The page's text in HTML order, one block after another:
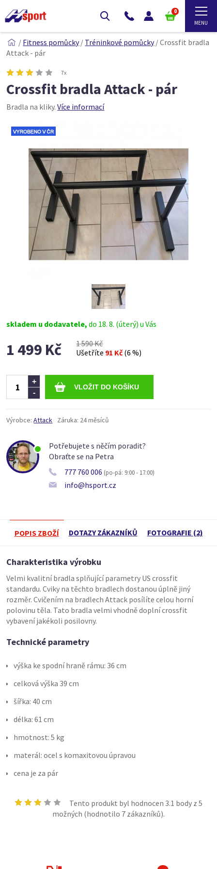
0
/ Fitness pomůcky/ Tréninkové pomůcky/Crossfit bradla
Attack - pár
7x
Crossfit bradla Attack - pár
Bradla na kliky.Více informací
skladem u dodavatele,do 18. 8. (úterý) u Vás
1 499 Kč
1 590 Kč
Ušetříte 91 Kč(6 %)
-
+
Výrobce: Attack Záruka: 24 měsíců
Potřebujete s něčím poradit?
Obraťte se na Petra
777 760 006 (po-pá: 9:00 - 17:00)
info@hsport.cz
POPIS ZBOŽÍ DOTAZY ZÁKAZNÍKŮ FOTOGRAFIE (2)
Charakteristika výrobku
Velmi kvalitní bradla splňující parametry US crossfit
standardu. Cviky na těchto bradlech dostanou úplně jiný
rozměr. Cvičením na bradlech Attack posílíte celou horní
polovinu těla. Tato bradla velmi vhodně doplní crossfit
vybavení jakékoli posilovny.
Technické parametry
výška ke spodní hraně rámu: 36 cm
celková výška 39 cm
šířka: 40 cm
délka: 61 cm
hmotnost: 5 kg
materál: ocel s komaxitovou úpravou
cena je za pár
Tento produkt byl hodnocen 3.1 body z 5
možných (hodnotilo 7zákazníků).